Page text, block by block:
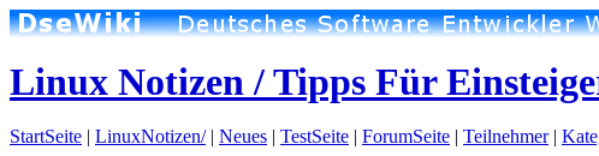
Linux Notizen / Tipps Für
StartSeite | LinuxNotizen/| Neues | TestSeite | ForumSeite | Teilnehmer|